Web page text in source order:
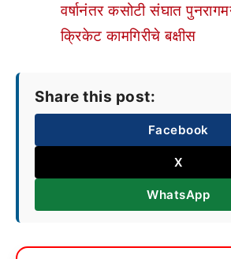
वर्षानंतर कसोटी संघात
क्रिकेट कामगिरीचे बक्षीस
Share this post:
Facebook
X
WhatsApp